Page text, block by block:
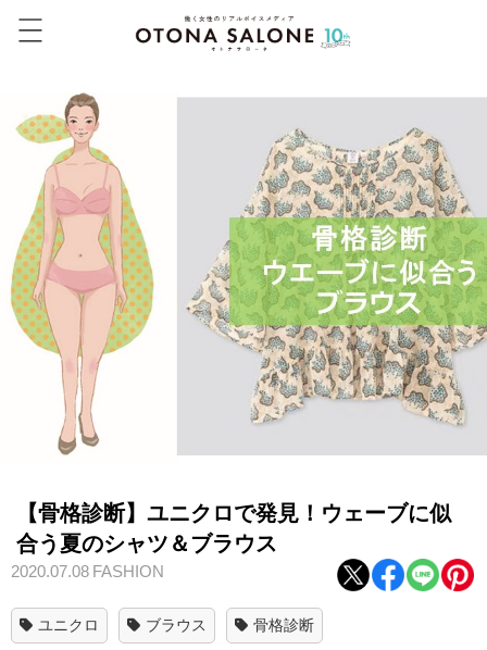
【骨格診断】ユニクロで発見！ウェーブに似
合う夏のシャツ＆ブラウス
2020.07.08 FASHION
ユニクロ ブラウス 骨格診断